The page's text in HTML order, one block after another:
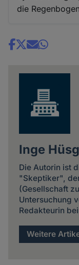
die
Share
Inge
Die Autorin ist
"Skeptiker",
(Gesellschaft
Untersuchung
Redakteurin
Weitere